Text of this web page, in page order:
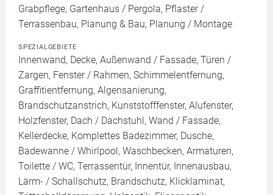
Grabpflege, Gartenhaus / Pergola, Pflaster /
Terrassenbau, Planung & Bau, Planung / Montage
SPEZIALGEBIETE
Innenwand, Decke, Außenwand / Fassade, Türen /
Zargen, Fenster / Rahmen, Schimmelentfernung,
Graffitientfernung, Algensanierung,
Brandschutzanstrich, Kunststofffenster, Alufenster,
Holzfenster, Dach / Dachstuhl, Wand / Fassade,
Kellerdecke, Komplettes Badezimmer, Dusche,
Badewanne / Whirlpool, Waschbecken, Armaturen,
Toilette / WC, Terrassentür, Innentür, Innenausbau,
Lärm- / Schallschutz, Brandschutz, Klicklaminat,